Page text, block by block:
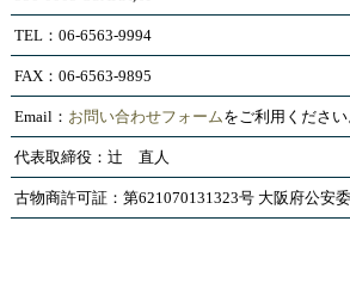
TEL：06-6563-9994
FAX：06-6563-9895
Email： お問い合わせフォームをご利用ください
代表取締役：辻 直人
古物商許可証：第621070131323号 大阪府公安